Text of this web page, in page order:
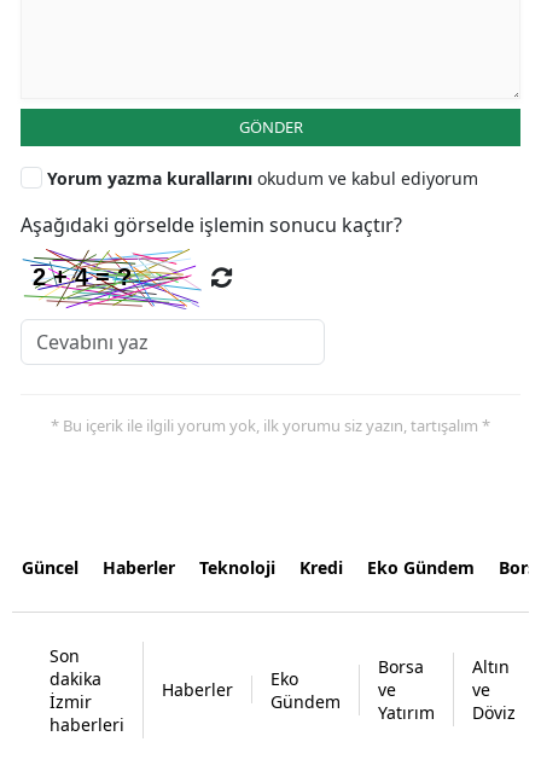
GÖNDER
Yorum yazma kurallarını okudum ve kabul ediyorum
Aşağıdaki görselde işlemin sonucu kaçtır?
* Bu içerik ile ilgili yorum yok, ilk yorumu siz yazın, tartışalım *
Güncel Haberler Teknoloji Kredi Eko Gündem
Son
dakika
İzmir
haberleri
Haberler
Eko
Gündem
Borsa
ve
Yatırım
Altın
ve
Döviz